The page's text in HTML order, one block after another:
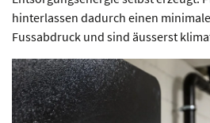
hinterlassen dadurch einen
Fussabdruck und sind äusserst